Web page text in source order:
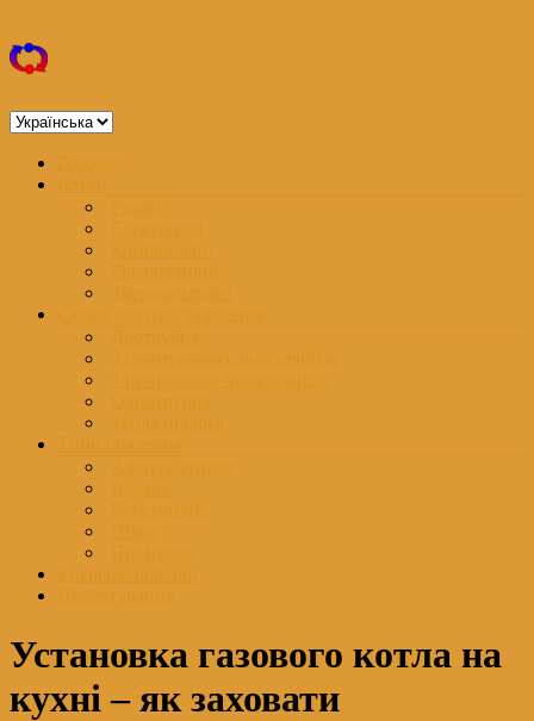
до
вмісту
Вибрати
Меню
Установка газового котла на
кухні – як заховати